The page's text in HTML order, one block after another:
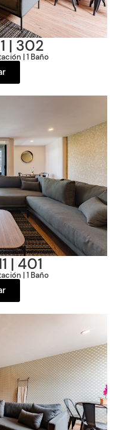
| 302
| 1 Baño
| 401
| 1 Baño